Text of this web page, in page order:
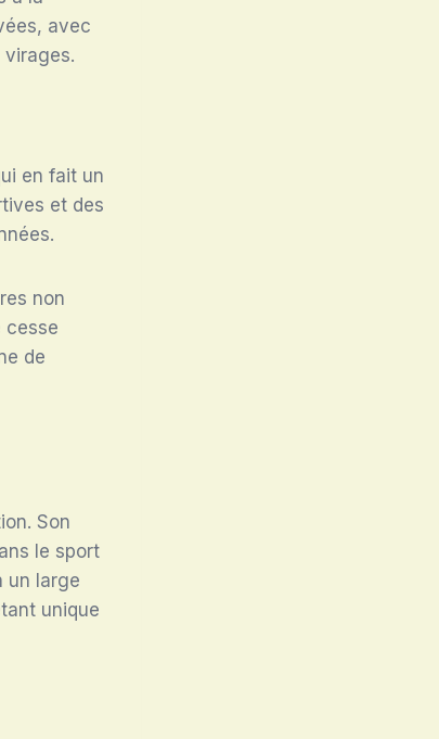
avec
en fait un
et des
non
cesse
de
Son
le sport
un large
unique